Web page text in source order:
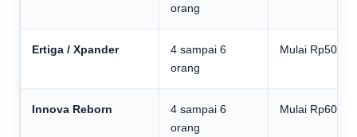
orang
Ertiga / Xpander
4 sampai 6
orang
Mulai
Innova Reborn
4 sampai 6
orang
Mulai